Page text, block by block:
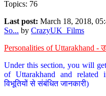
Topics: 76
Last post: March 18, 2018,
So... by CrazyUK_Films
Personalities of Uttarakhand -
Under this section, you will
of Uttarakhand and related
विभूतियों से संबंधित जानकारी)